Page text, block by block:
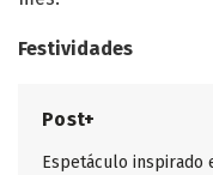
Festividades
Post+
Espetáculo inspirado